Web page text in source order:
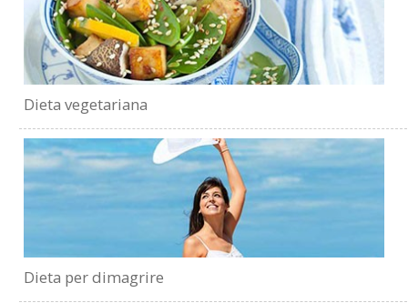
Dieta vegetariana
Dieta per dimagrire